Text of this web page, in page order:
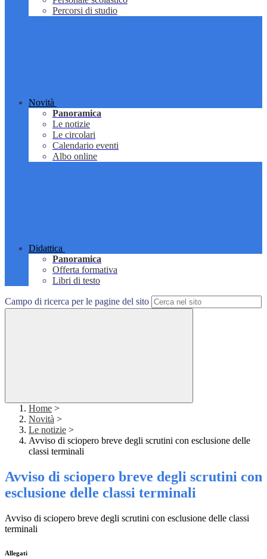
Percorsi di studio
Novità
Panoramica
Le notizie
Le circolari
Calendario eventi
Albo online
Didattica
Panoramica
Offerta formativa
Libri di testo
Campo di ricerca per le pagine del sito
Home >
Novità >
Le notizie >
Avviso di sciopero breve degli scrutini con esclusione delle
classi terminali
Avviso di sciopero breve degli scrutini con
esclusione delle classi terminali
Avviso di sciopero breve degli scrutini con esclusione delle classi
terminali
Allegati